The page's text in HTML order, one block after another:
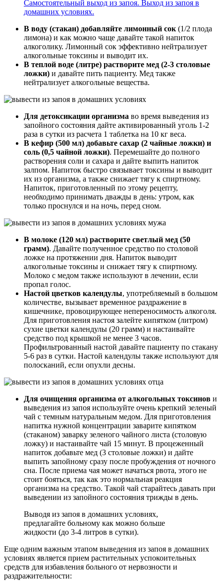
Самостоятельный выход из запоя. Выход из запоя в
домашних условиях.
В воду (стакан) добавляйте лимонный сок(1/2 плода
лимона) и как можно чаще давайте такой напиток
алкоголику. Лимонный сок эффективно нейтрализует
алкогольные токсины и выводит их.
В теплой воде (литре) растворите мед (2-3 столовые
ложки) и давайте пить пациенту. Мед также
нейтрализует алкогольные вещества.
Для детоксикации организма во время выведения из
запойного состояния дайте активированный уголь 1-2
раза в сутки из расчета 1 таблетка на 10 кг веса.
В кефир (500 мл) добавьте сахар (2 чайные ложки) и
соль (0,5 чайной ложки). Перемешайте до полного
растворения соли и сахара и дайте выпить напиток
залпом. Напиток быстро связывает токсины и выводит
их из организма, а также снижает тягу к спиртному.
Напиток, приготовленный по этому рецепту,
необходимо принимать дважды в день: утром, как
только проснулся и на ночь, перед сном.
В молоке (120 мл) растворите светлый мед (50
грамм). Давайте полученное средство по столовой
ложке на протяжении дня. Напиток выводит
алкогольные токсины и снижает тягу к спиртному.
Молоко с медом также используют в лечении, если
пропал голос.
Настой цветков календулы, употребляемый в большом
количестве, вызывает временное раздражение в
кишечнике, провоцирующее непереносимость алкоголя.
Для приготовления настоя залейте кипятком (литром)
сухие цветки календулы (20 грамм) и настаивайте
средство под крышкой не менее 3 часов.
Профильтрованный настой давайте пациенту по стакану
5-6 раз в сутки. Настой календулы также используют для
полосканий, если опухли десны.
Для очищения организма от алкогольных токсинов и
выведения из запоя используйте очень крепкий зеленый
чай с темным натуральным медом. Для приготовления
напитка нужной концентрации заварите кипятком
(стаканом) заварку зеленого чайного листа (столовую
ложку) и настаивайте чай 15 минут. В процеженный
напиток добавьте мед (3 столовые ложки) и дайте
выпить запойному сразу после пробуждения от ночного
сна. После приема чая может начаться рвота, этого не
стоит бояться, так как это нормальная реакция
организма на средство. Такой чай старайтесь давать при
выведении из запойного состояния трижды в день.
Выводя из запоя в домашних условиях,
предлагайте больному как можно больше
жидкости (до 3-4 литров в сутки).
Еще одним важным этапом выведения из запоя в домашних
условиях является прием растительных успокоительных
средств для избавления больного от нервозности и
раздражительности: